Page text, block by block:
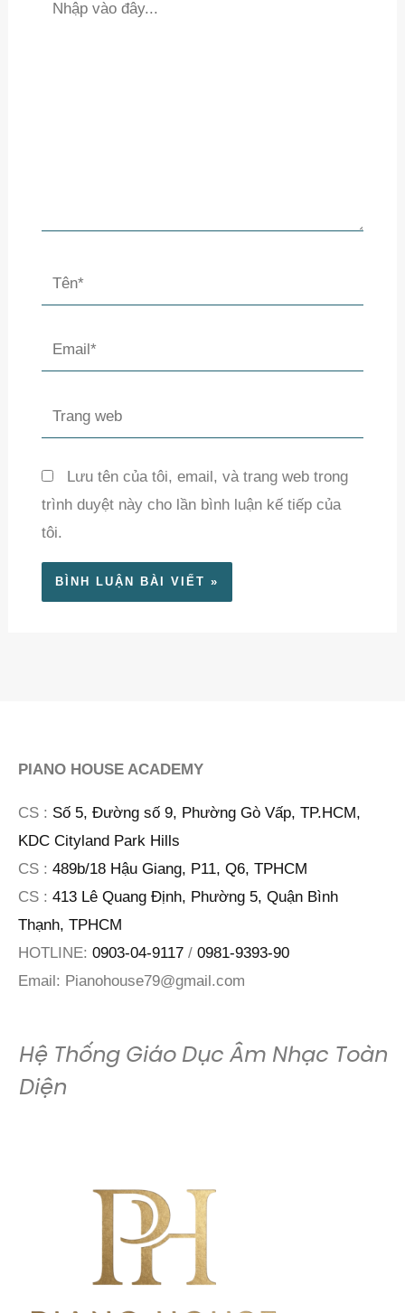
Tên*
Email*
Trang
web
Lưu tên của tôi, email, và trang web trong
trình duyệt này cho lần bình luận kế tiếp của
tôi.
PIANO HOUSE ACADEMY
CS : Số 5, Đường số 9, Phường Gò Vấp, TP.HCM,
KDC Cityland Park Hills
CS : 489b/18 Hậu Giang, P11, Q6, TPHCM
CS : 413 Lê Quang Định, Phường 5, Quận Bình
Thạnh, TPHCM
HOTLINE: 0903-04-9117 / 0981-9393-90
Email: Pianohouse79@gmail.com
Hệ Thống Giáo Dục Âm Nhạc Toàn
Diện